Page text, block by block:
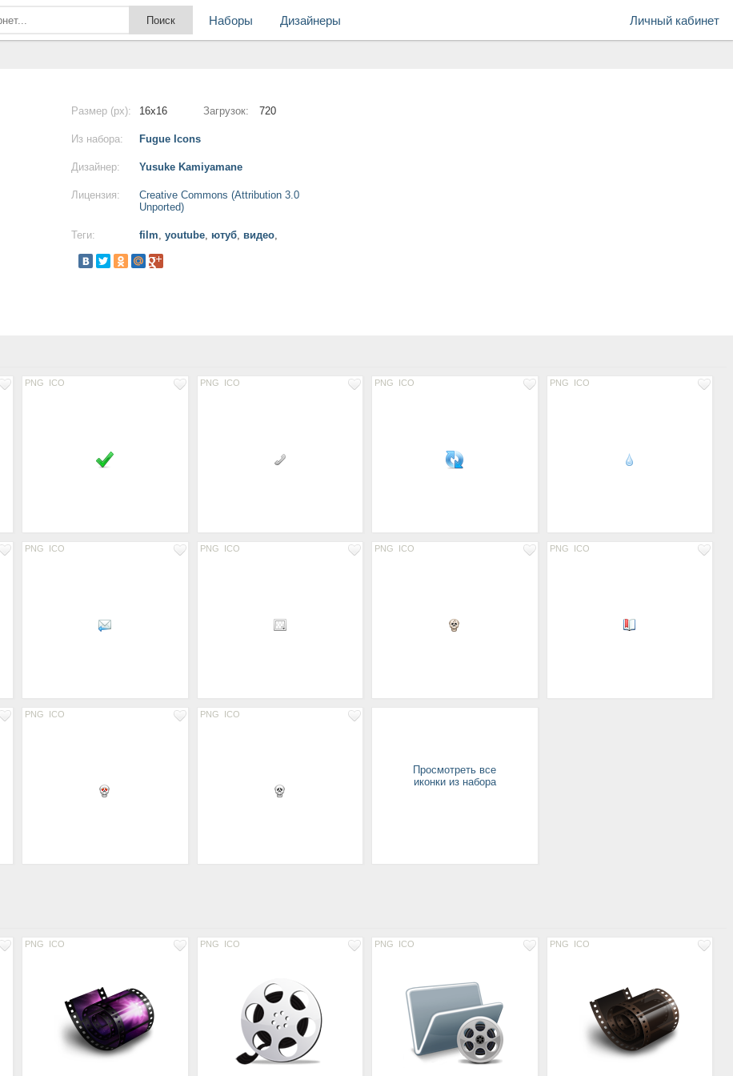
Личный кабинет
Наборы Дизайнеры
Размер (px): 16x16 Загрузок: 720
Из набора: Fugue Icons
Дизайнер: Yusuke Kamiyamane
Лицензия:
Creative Commons (Attribution 3.0
Unported)
Теги: film, youtube, ютуб, видео,
PNG ICO PNG ICO PNG ICO PNG ICO
PNG ICO PNG ICO PNG ICO PNG ICO
PNG ICO PNG ICO
Просмотреть все
иконки из набора
PNG ICO PNG ICO PNG ICO PNG ICO